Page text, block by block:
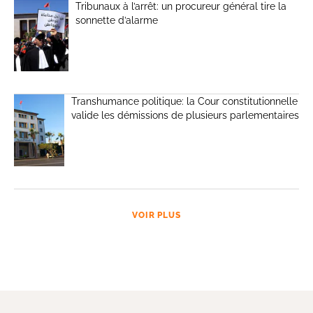
Tribunaux à l’arrêt: un procureur général tire la
sonnette d’alarme
Transhumance politique: la Cour constitutionnelle
valide les démissions de plusieurs parlementaires
VOIR PLUS